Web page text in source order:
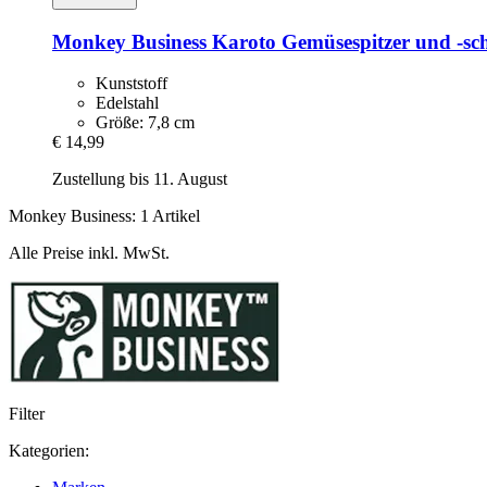
Monkey Business Karoto Gemüsespitzer und -​
Kunststoff
Edelstahl
Größe: 7,8 cm
€ 14,99
Zustellung bis 11. August
Monkey Business: 1 Artikel
Alle Preise inkl. MwSt.
Filter
Kategorien: